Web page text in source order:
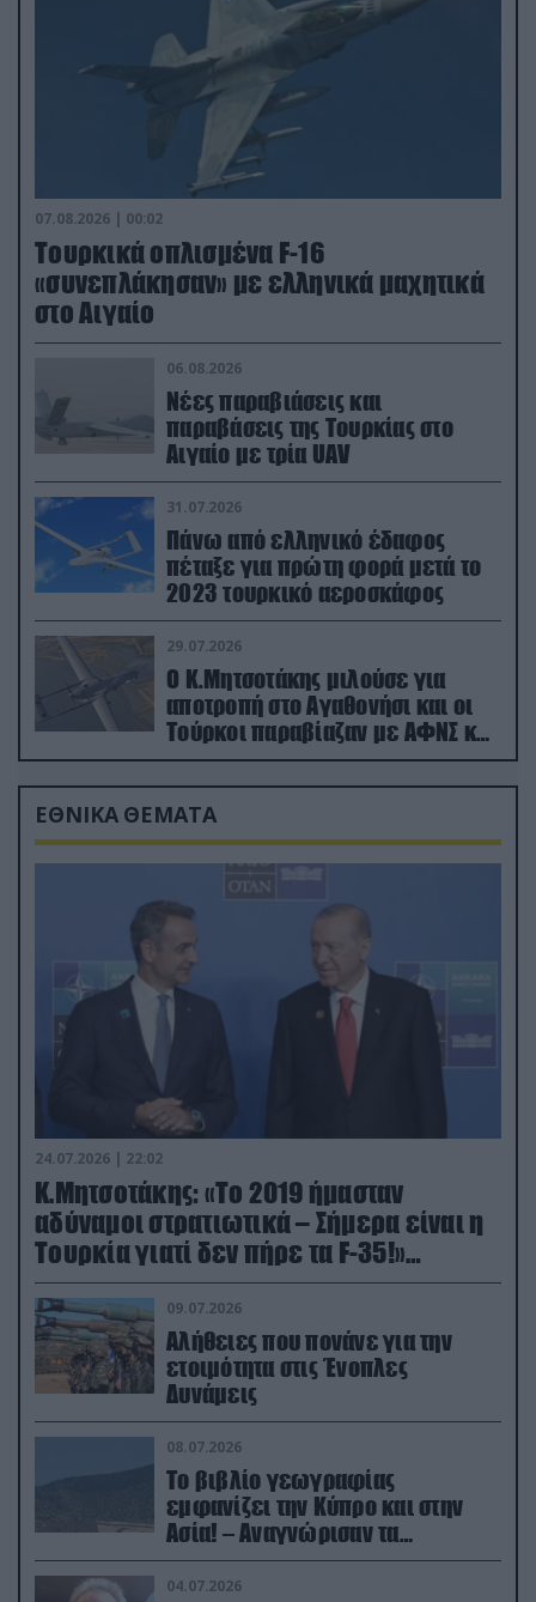
07.08.2026 | 00:02
Τουρκικά οπλισμένα F-16
«συνεπλάκησαν» με ελληνικά μαχητικά
στο Αιγαίο
06.08.2026
Νέες παραβιάσεις και
παραβάσεις της Τουρκίας στο
Αιγαίο με τρία UAV
31.07.2026
Πάνω από ελληνικό έδαφος
πέταξε για πρώτη φορά μετά το
2023 τουρκικό αεροσκάφος
29.07.2026
Ο Κ.Μητσοτάκης μιλούσε για
αποτροπή στο Αγαθονήσι και οι
Τούρκοι παραβίαζαν με ΑΦΝΣ και
drone
ΕΘΝΙΚΑ ΘΕΜΑΤΑ
24.07.2026 | 22:02
Κ.Μητσοτάκης: «Το 2019 ήμασταν
αδύναμοι στρατιωτικά – Σήμερα είναι η
Τουρκία γιατί δεν πήρε τα F-35!»
(βίντεο)
09.07.2026
Αλήθειες που πονάνε για την
ετοιμότητα στις Ένοπλες
Δυνάμεις
08.07.2026
Το βιβλίο γεωγραφίας
εμφανίζει την Κύπρο και στην
Ασία! – Αναγνώρισαν τα
κατεχόμενα; (φωτο)
04.07.2026